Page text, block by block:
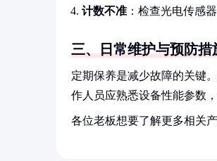
计数不准 ：检查光电传感
三、日常维护与预防措
定期保养是减少故障的关键
作人员应熟悉设备性能参数
各位老板想要了解更多相关